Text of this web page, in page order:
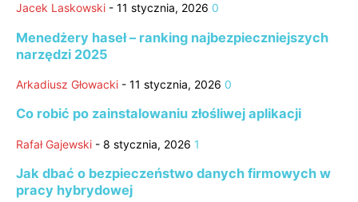
Jacek Laskowski - 11 stycznia, 2026 0
Menedżery haseł – ranking najbezpieczniejszych
narzędzi 2025
Arkadiusz Głowacki - 11 stycznia, 2026 0
Co robić po zainstalowaniu złośliwej aplikacji
Rafał Gajewski - 8 stycznia, 2026 1
Jak dbać o bezpieczeństwo danych firmowych w
pracy hybrydowej